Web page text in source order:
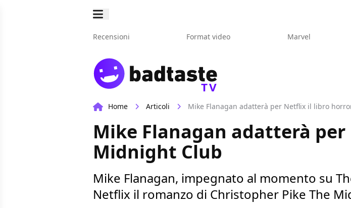
Recensioni Format video Marvel
TV
Home Articoli Mike Flanagan adatterà per Netflix il libro
Mike Flanagan adatterà
Midnight Club
Mike Flanagan, impegnato al momento su
Netflix il romanzo di Christopher Pike The